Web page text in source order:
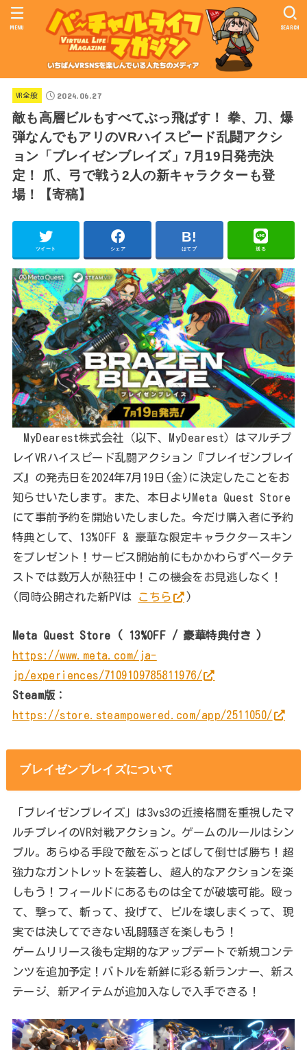
SEARCH
MENU
VR全般 2024.06.27
敵も高層ビルもすべてぶっ飛ばす！ 拳、刀、爆
弾なんでもアリのVRハイスピード乱闘アクシ
ョン「ブレイゼンブレイズ」7月19日発売決
定！ 爪、弓で戦う2人の新キャラクターも登
場！【寄稿】
ツイート シェア はてブ 送る
MyDearest株式会社（以下、MyDearest）はマルチプ
レイVRハイスピード乱闘アクション『ブレイゼンブレイ
ズ』の発売日を2024年7月19日(金)に決定したことをお
知らせいたします。また、本日よりMeta Quest Store
にて事前予約を開始いたしました。今だけ購入者に予約
特典として、13%OFF & 豪華な限定キャラクタースキン
をプレゼント！サービス開始前にもかかわらずベータテ
ストでは数万人が熱狂中！この機会をお見逃しなく！
(同時公開された新PVは
こちら )
Meta Quest Store ( 13%OFF / 豪華特典付き )
https://www.meta.com/ja-
jp/experiences/7109109785811976/
Steam版：
https://store.steampowered.com/app/2511050/
ブレイゼンブレイズについて
「ブレイゼンブレイズ」は3vs3の近接格闘を重視したマ
ルチプレイのVR対戦アクション。ゲームのルールはシン
プル。あらゆる手段で敵をぶっとばして倒せば勝ち！超
強力なガントレットを装着し、超人的なアクションを楽
しもう！フィールドにあるものは全てが破壊可能。殴っ
て、撃って、斬って、投げて、ビルを壊しまくって、現
実では決してできない乱闘騒ぎを楽しもう！
ゲームリリース後も定期的なアップデートで新規コンテ
ンツを追加予定！バトルを新鮮に彩る新ランナー、新ス
テージ、新アイテムが追加入なしで入手できる！